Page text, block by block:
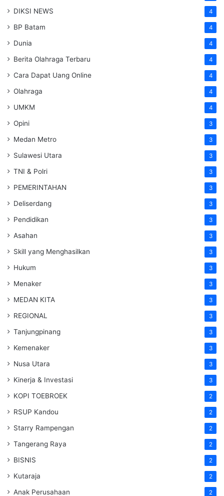
DIKSI NEWS 4
BP Batam 4
Dunia 4
Berita Olahraga Terbaru 4
Cara Dapat Uang Online 4
Olahraga 4
UMKM 4
Opini 3
Medan Metro 3
Sulawesi Utara 3
TNI & Polri 3
PEMERINTAHAN 3
Deliserdang 3
Pendidikan 3
Asahan 3
Skill yang Menghasilkan 3
Hukum 3
Menaker 3
MEDAN KITA 3
REGIONAL 3
Tanjungpinang 3
Kemenaker 3
Nusa Utara 3
Kinerja & Investasi 3
KOPI TOEBROEK 2
RSUP Kandou 2
Starry Rampengan 2
Tangerang Raya 2
BISNIS 2
Kutaraja 2
Anak Perusahaan 2